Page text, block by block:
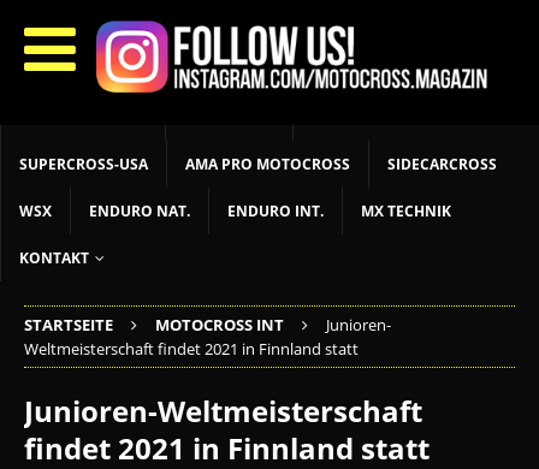
START LIVETIMING MX NEWS MX YOUTH
MX WOMEN MXGP ADAC MX MASTERS MOTOCROSS INT
SUPERCROSS-USA AMA PRO MOTOCROSS SIDECARCROSS
WSX ENDURO NAT. ENDURO INT. MX TECHNIK
KONTAKT
STARTSEITE MOTOCROSS INT
Junioren-
Weltmeisterschaft findet 2021 in Finnland statt
Junioren-Weltmeisterschaft
findet 2021 in Finnland statt